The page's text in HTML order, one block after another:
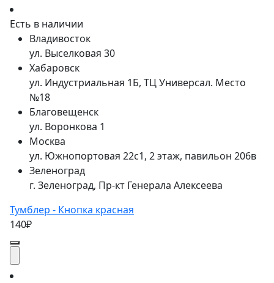
Есть в наличии
Владивосток
ул. Выселковая 30
Хабаровск
ул. Индустриальная 1Б, ТЦ Универсал. Место
№18
Благовещенск
ул. Воронкова 1
Москва
ул. Южнопортовая 22с1, 2 этаж, павильон 206в
Зеленоград
г. Зеленоград, Пр-кт Генерала Алексеева
Тумблер - Кнопка красная
140₽